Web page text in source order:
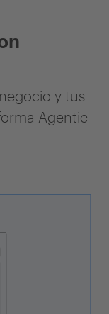
y tus
Agentic